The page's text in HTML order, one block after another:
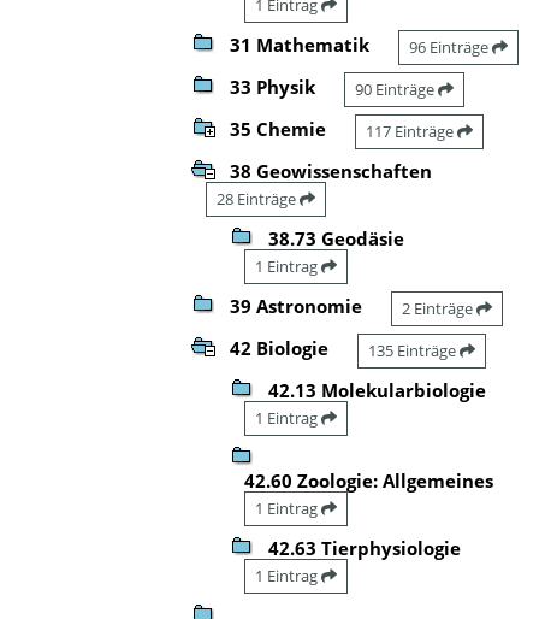
1 Eintrag
31 Mathematik 96 Einträge
33 Physik 90 Einträge
35 Chemie 117 Einträge
38 Geowissenschaften
28 Einträge
38.73 Geodäsie
1 Eintrag
39 Astronomie 2 Einträge
42 Biologie 135 Einträge
42.13 Molekularbiologie
1 Eintrag
42.60 Zoologie: Allgemeines
1 Eintrag
42.63 Tierphysiologie
1 Eintrag